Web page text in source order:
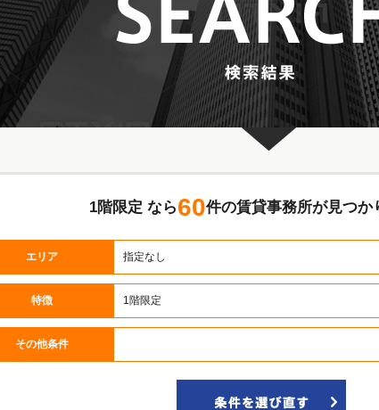
1階限定 なら60件の賃貸事務所が見つか
エリア 指定なし
特徴 1階限定
その他条件
北浜・今橋 1～2丁目
北浜・今橋 3～4丁目
橋・伏見町 1～2丁目
麗橋・伏見町 3～4丁目
町・平野町 1～2丁目
修町・平野町 3～4丁目
路町・瓦町 1～2丁目
路町・瓦町 3～4丁目
町・安土町 1～2丁目
後町・安土町 3～4丁目
町・南本町 1～2丁目
町・南本町 3～4丁目
久宝寺町・南久宝寺町 1～2丁目
久宝寺町・南久宝寺町 3～4丁目
江戸堀・京町堀 1～2丁目
靭本町・西本町 1丁目
阿波座・立売堀 1丁目
北浜・今橋 1～2丁目
北浜・今橋 3～4丁目
橋・伏見町 1～2丁目
麗橋・伏見町 3～4丁目
町・平野町 1～2丁目
修町・平野町 3～4丁目
路町・瓦町 1～2丁目
路町・瓦町 3～4丁目
町・安土町 1～2丁目
後町・安土町 3～4丁目
町・南本町 1～2丁目
町・南本町 3～4丁目
久宝寺町・南久宝寺町 1～2丁目
久宝寺町・南久宝寺町 3～4丁目
江戸堀・京町堀 1～2丁目
靭本町・西本町 1丁目
阿波座・立売堀 1丁目